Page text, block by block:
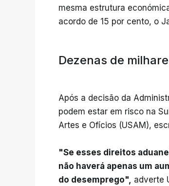
mesma estrutura
acordo de 15 por cento, o
Dezenas de
Após a decisão da
podem estar em risco na
Artes e Ofícios (USAM),
"Se esses direitos
não haverá apenas um
do desemprego", adverte